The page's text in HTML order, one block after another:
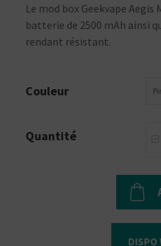
Le mod box Geekvape Aegis
batterie de 2500 mAh ainsi
rendant résistant.
Couleur
Quantité
DISPO